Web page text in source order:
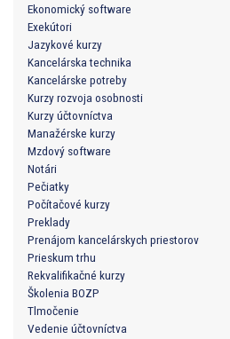
Ekonomický software
Exekútori
Jazykové kurzy
Kancelárska technika
Kancelárske potreby
Kurzy rozvoja osobnosti
Kurzy účtovníctva
Manažérske kurzy
Mzdový software
Notári
Pečiatky
Počítačové kurzy
Preklady
Prenájom kancelárskych priestorov
Prieskum trhu
Rekvalifikačné kurzy
Školenia BOZP
Tlmočenie
Vedenie účtovníctva